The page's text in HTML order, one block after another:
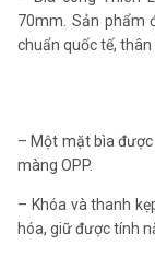
70mm. Sản phẩm
chuẩn quốc tế,
– Một mặt bìa
màng OPP.
– Khóa và thanh
hóa, giữ được tính